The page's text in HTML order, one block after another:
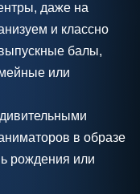
даже на
и классно
балы,
или
в образе
рождения или